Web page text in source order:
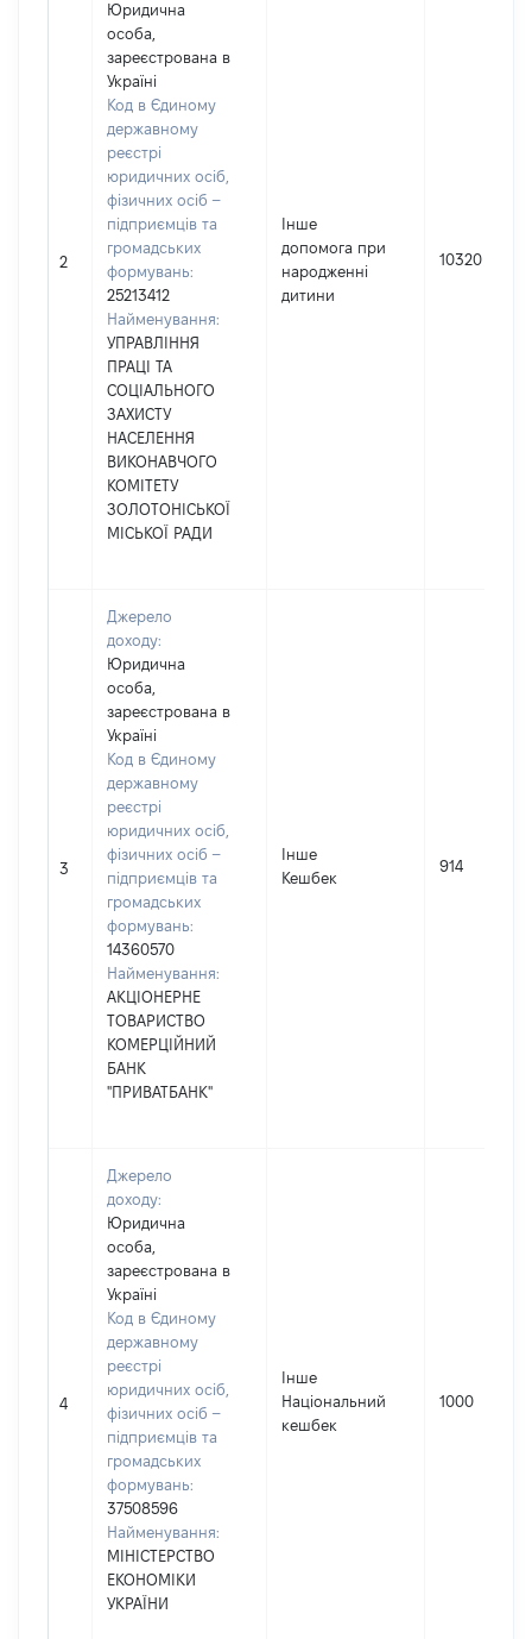
2
Юридична
особа,
зареєстрована в
Україні
Код в Єдиному
державному
реєстрі
юридичних осіб,
фізичних осіб –
підприємців та
громадських
формувань:
25213412
Найменування:
УПРАВЛІННЯ
ПРАЦІ ТА
СОЦІАЛЬНОГО
ЗАХИСТУ
НАСЕЛЕННЯ
ВИКОНАВЧОГО
КОМІТЕТУ
ЗОЛОТОНІСЬКОЇ
МІСЬКОЇ РАДИ
Інше
допомога при
народженні
дитини
10320
3
Джерело
доходу:
Юридична
особа,
зареєстрована в
Україні
Код в Єдиному
державному
реєстрі
юридичних осіб,
фізичних осіб –
підприємців та
громадських
формувань:
14360570
Найменування:
АКЦІОНЕРНЕ
ТОВАРИСТВО
КОМЕРЦІЙНИЙ
БАНК
"ПРИВАТБАНК"
Інше
Кешбек
914
4
Джерело
доходу:
Юридична
особа,
зареєстрована в
Україні
Код в Єдиному
державному
реєстрі
юридичних осіб,
фізичних осіб –
підприємців та
громадських
формувань:
37508596
Найменування:
МІНІСТЕРСТВО
ЕКОНОМІКИ
УКРАЇНИ
Інше
Національний
кешбек
1000